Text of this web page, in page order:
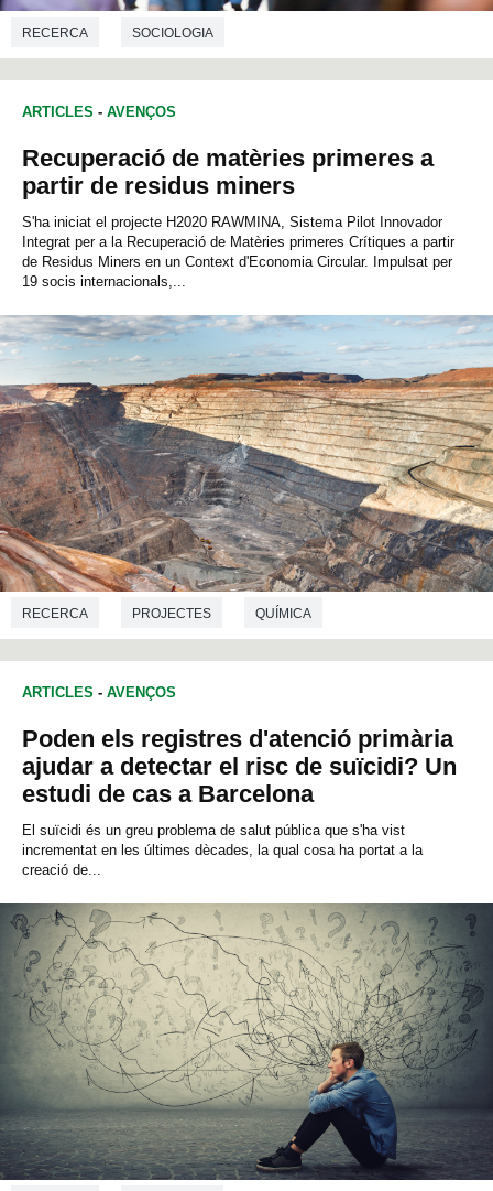
RECERCA SOCIOLOGIA
ARTICLES - AVENÇOS
Recuperació de matèries primeres a
partir de residus miners
S'ha iniciat el projecte H2020 RAWMINA, Sistema Pilot Innovador
Integrat per a la Recuperació de Matèries primeres Crítiques a partir
de Residus Miners en un Context d'Economia Circular. Impulsat per
19 socis internacionals,...
RECERCA PROJECTES QUÍMICA
ARTICLES - AVENÇOS
Poden els registres d'atenció primària
ajudar a detectar el risc de suïcidi? Un
estudi de cas a Barcelona
El suïcidi és un greu problema de salut pública que s'ha vist
incrementat en les últimes dècades, la qual cosa ha portat a la
creació de...